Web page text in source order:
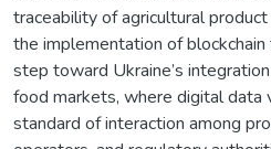
traceability of agricultural
the implementation of
step toward Ukraine’s
food markets, where digital data
standard of interaction among